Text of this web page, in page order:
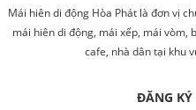
Mái hiên di động Hòa Phát là đơn vị
mái hiên di động, mái xếp, mái vòm,
cafe, nhà dân tại khu
ĐĂNG